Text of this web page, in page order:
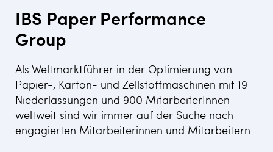
IBS Paper Performance
Group
Als Weltmarktführer in der Optimierung von
Papier-, Karton- und Zellstoffmaschinen mit 19
Niederlassungen und 900 MitarbeiterInnen
weltweit sind wir immer auf der Suche nach
engagierten Mitarbeiterinnen und Mitarbeitern.